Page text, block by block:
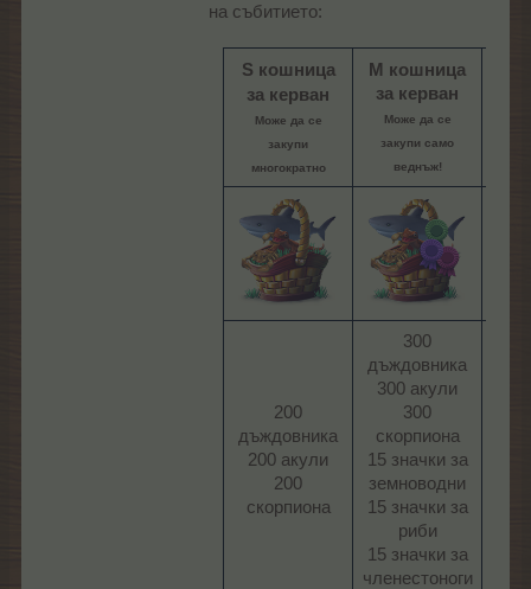
на събитието:
S кошница
за керван
Може да се
закупи
многократно
M кошница
за керван
Може да се
закупи само
веднъж!
200
дъждовника
200 акули
200
скорпиона​
300
дъждовника
300 акули
300
скорпиона
15 значки за
земноводни
15 значки за
риби
15 значки за
членестоноги​